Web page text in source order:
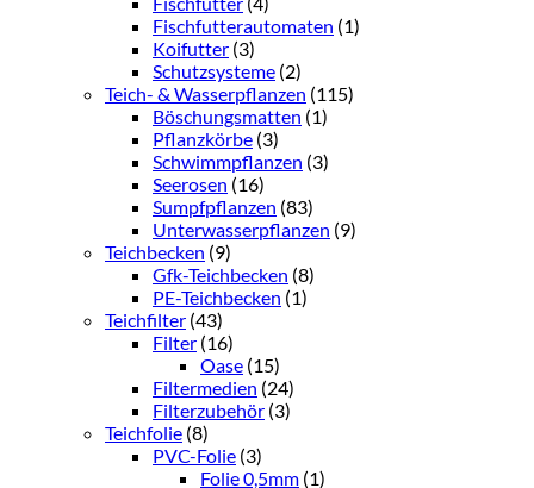
Fischfutterautomaten (1)
Koifutter (3)
Schutzsysteme (2)
Teich- & Wasserpflanzen (115)
Böschungsmatten (1)
Pflanzkörbe (3)
Schwimmpflanzen (3)
Seerosen (16)
Sumpfpflanzen (83)
Unterwasserpflanzen (9)
Teichbecken (9)
Gfk-Teichbecken (8)
PE-Teichbecken (1)
Teichfilter (43)
Filter (16)
Oase (15)
Filtermedien (24)
Filterzubehör (3)
Teichfolie (8)
PVC-Folie (3)
Folie 0,5mm (1)